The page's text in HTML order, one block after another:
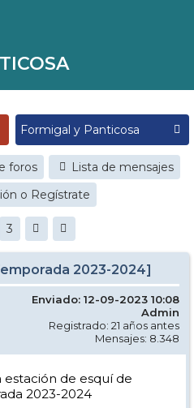
foros
Lista de mensajes
o Regístrate
3
2023-2024]
Enviado: 12-09-2023 10:08
Admin
Registrado: 21 años antes
Mensajes: 8.348
estación de esquí de
2023-2024